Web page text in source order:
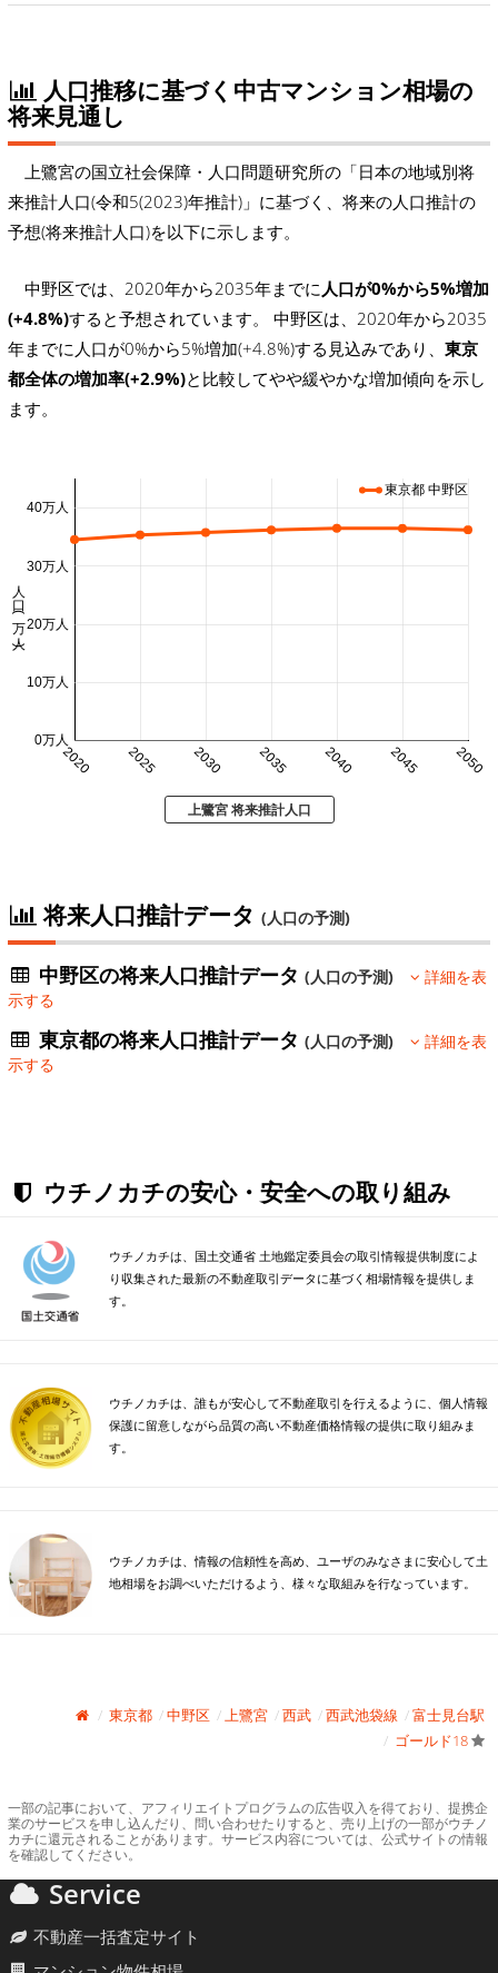
人口推移に基づく中古マンション相場の
将来見通し
上鷺宮の国立社会保障・人口問題研究所の「日本の地域別将
来推計人口(令和5(2023)年推計)」に基づく、将来の人口推計の
予想(将来推計人口)を以下に示します。
中野区では、2020年から2035年までに 人口が0%から5%増加
(+4.8%)すると予想されています。 中野区は、2020年から2035
年までに人口が0%から5%増加(+4.8%)する見込みであり、 東京
都全体の増加率(+2.9%)と比較してやや緩やかな増加傾向を示し
ます。
2020 2025 2030 2035 2040 2045 2050
0万人
10万人
20万人
30万人
40万人
人口 (万人)
東京都 中野区
上鷺宮 将来推計人口
将来人口推計データ (人口の予測)
中野区の将来人口推計データ(人口の予測)
詳細を表
示する
東京都の将来人口推計データ(人口の予測)
詳細を表
示する
ウチノカチの安心・安全への取り組み
ウチノカチは、国土交通省 土地鑑定委員会の取引情報提供制度によ
り収集された最新の不動産取引データに基づく相場情報を提供しま
す。
ウチノカチは、誰もが安心して不動産取引を行えるように、個人情報
保護に留意しながら品質の高い不動産価格情報の提供に取り組みま
す。
ウチノカチは、情報の信頼性を高め、ユーザのみなさまに安心して土
地相場をお調べいただけるよう、様々な取組みを行なっています。
東京都 中野区 上鷺宮 西武 西武池袋線
富士見台駅
ゴールド18
一部の記事において、アフィリエイトプログラムの広告収入を得ており、提携企
業のサービスを申し込んだり、問い合わせたりすると、売り上げの一部がウチノ
カチに還元されることがあります。サービス内容については、公式サイトの情報
を確認してください。
Service
不動産一括査定サイト